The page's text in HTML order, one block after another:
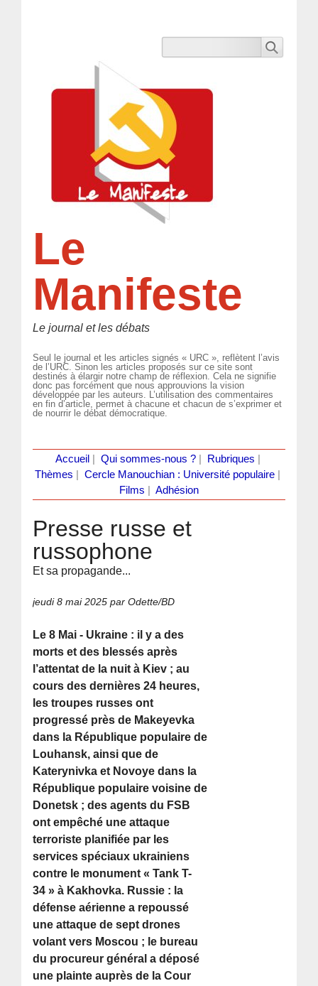
Le
Manifeste
Le journal et les débats
Seul le journal et les articles signés « URC », reflètent l’avis
de l’URC. Sinon les articles proposés sur ce site sont
destinés à élargir notre champ de réflexion. Cela ne signifie
donc pas forcément que nous approuvions la vision
développée par les auteurs. L’utilisation des commentaires
en fin d’article, permet à chacune et chacun de s’exprimer et
de nourrir le débat démocratique.
Accueil Qui sommes-nous ?| Rubriques
Thèmes
Cercle Manouchian : Université populaire
Films
Adhésion
Presse russe et
russophone
Et sa propagande...
jeudi 8 mai 2025 par Odette/BD
Le 8 Mai - Ukraine : il y a des
morts et des blessés après
l’attentat de la nuit à Kiev ; au
cours des dernières 24 heures,
les troupes russes ont
progressé près de Makeyevka
dans la République populaire de
Louhansk, ainsi que de
Katerynivka et Novoye dans la
République populaire voisine de
Donetsk ; des agents du FSB
ont empêché une attaque
terroriste planifiée par les
services spéciaux ukrainiens
contre le monument « Tank T-
34 » à Kakhovka. Russie : la
défense aérienne a repoussé
une attaque de sept drones
volant vers Moscou ; le bureau
du procureur général a déposé
une plainte auprès de la Cour